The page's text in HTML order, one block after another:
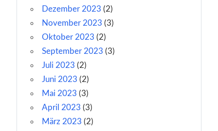
Dezember 2023 (2)
November 2023 (3)
Oktober 2023 (2)
September 2023 (3)
Juli 2023 (2)
Juni 2023 (2)
Mai 2023 (3)
April 2023 (3)
März 2023 (2)